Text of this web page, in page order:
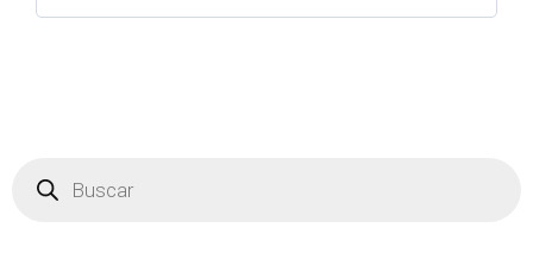
productos